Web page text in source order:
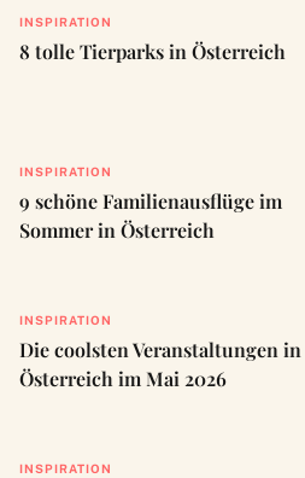
INSPIRATION
8 tolle Tierparks in Österreich
INSPIRATION
9 schöne Familienausflüge im
Sommer in Österreich
INSPIRATION
Die coolsten Veranstaltungen in
Österreich im Mai 2026
INSPIRATION